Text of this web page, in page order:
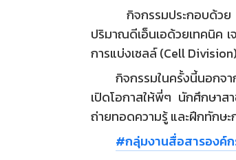
กิจกรรมประกอบด้ว
ปริมาณดีเอ็นเอด้วยเทคนิค
การแบ่งเซลล์ (Cell
กิจกรรมในครั้งนี้นอกจ
เปิดโอกาสให้พี่ๆ นักศึกษาส
ถ่ายทอดความรู้ และฝึกทักษ
#กลุ่มงานสื่อสารองค์